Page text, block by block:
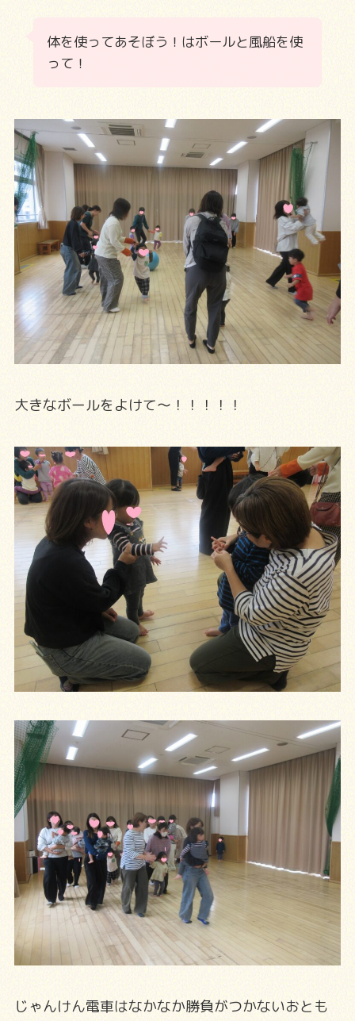
体を使ってあそぼう！はボールと風船を使
って！
大きなボールをよけて～！！！！！
じゃんけん電車はなかなか勝負がつかないおとも